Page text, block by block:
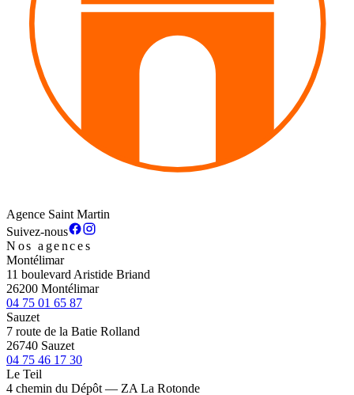
Agence Saint Martin
Suivez-nous
Nos agences
Montélimar
11 boulevard Aristide Briand
26200 Montélimar
04 75 01 65 87
Sauzet
7 route de la Batie Rolland
26740 Sauzet
04 75 46 17 30
Le Teil
4 chemin du Dépôt — ZA La Rotonde